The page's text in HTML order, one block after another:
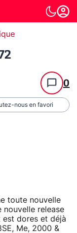
0
nous en favori
toute nouvelle
nouvelle release
est dores et déjà
Me, 2000 &